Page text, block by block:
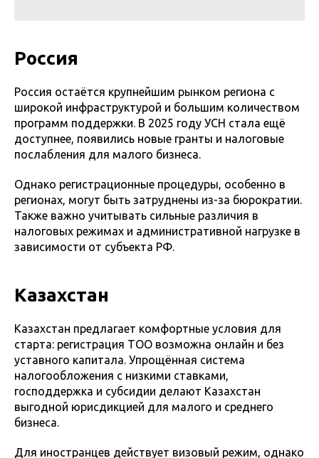
Россия
Россия остаётся крупнейшим рынком региона с
широкой инфраструктурой и большим количеством
программ поддержки. В 2025 году УСН стала ещё
доступнее, появились новые гранты и налоговые
послабления для малого бизнеса.
Однако регистрационные процедуры, особенно в
регионах, могут быть затруднены из-за бюрократии.
Также важно учитывать сильные различия в
налоговых режимах и административной нагрузке в
зависимости от субъекта РФ.
Казахстан
Казахстан предлагает комфортные условия для
старта: регистрация ТОО возможна онлайн и без
уставного капитала. Упрощённая система
налогообложения с низкими ставками,
господдержка и субсидии делают Казахстан
выгодной юрисдикцией для малого и среднего
бизнеса.
Для иностранцев действует визовый режим, однако